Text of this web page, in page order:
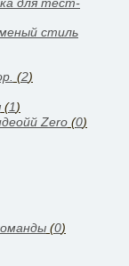
стиль
(2)
(1)
Zero (0)
(0)